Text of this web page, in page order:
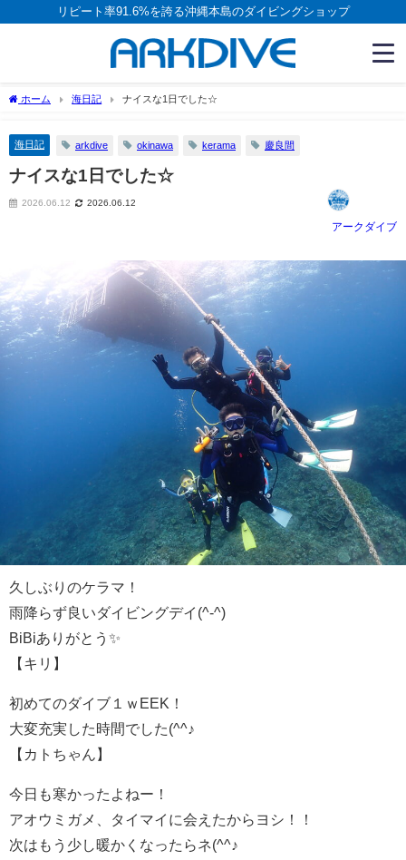
リピート率91.6%を誇る沖縄本島のダイビングショップ
ホーム 海日記 ナイスな1日でした☆
海日記 arkdive okinawa kerama 慶良間
ナイスな1日でした☆
2026.06.12 2026.06.12
アークダイブ
久しぶりのケラマ！
雨降らず良いダイビングデイ(^-^)
BiBiありがとう✨
【キリ】
初めてのダイブ１ｗEEK！
大変充実した時間でした(^^♪
【カトちゃん】
今日も寒かったよねー！
アオウミガメ、タイマイに会えたからヨシ！！
次はもう少し暖かくなったらネ(^^♪